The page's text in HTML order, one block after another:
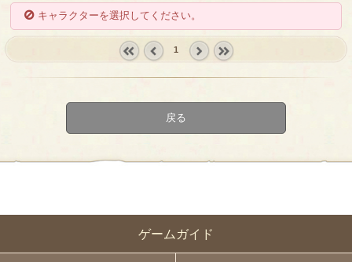
ゲームガイド
キャラクターを選択してください。
1
戻る